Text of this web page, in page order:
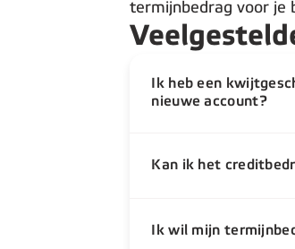
termijnbedrag voor je
Ik heb een
nieuwe account?
Kan ik het
Ik wil mijn